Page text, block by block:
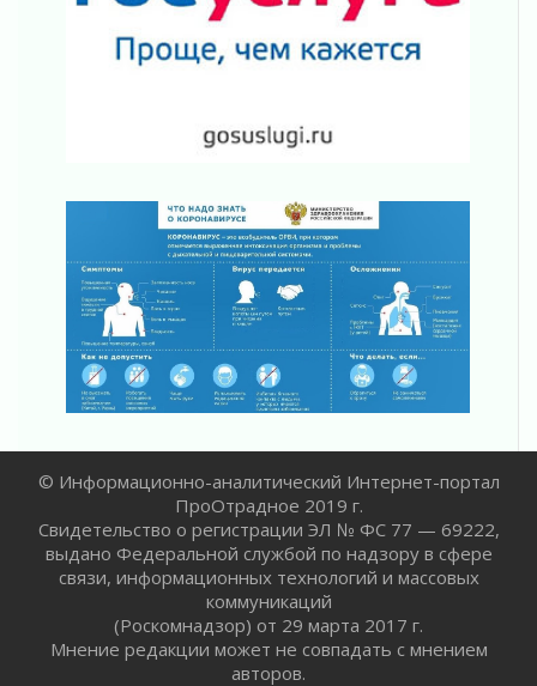
«Активное лето»
02 августа 2026
ПСК через Гослуслуги напомнит жителям
Ленинградской области о неоплаченных
счетах
02 августа 2026
Пропавшего подростка нашли в Кировском
районе Ленобласти
02 августа 2026
Жителям Ленобласти напомнили, как
02 августа 2026
В Ивангороде назвали новых почетных
граждан Ленинградской области
02 августа 2026
Готовность №1
02 августа 2026
Километровые столбы «Дороги жизни»
отправили на реставрацию
© Информационно-аналитический Интернет-портал
ПроОтрадное 2019 г.
Свидетельство о регистрации ЭЛ № ФС 77 — 69222,
выдано Федеральной службой по надзору в сфере
связи, информационных технологий и массовых
коммуникаций
(Роскомнадзор) от 29 марта 2017 г.
Мнение редакции может не совпадать с мнением
авторов.